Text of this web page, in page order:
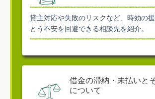
貸主対応や失敗のリスクなど、時効の
とう不安を回避できる相談先を紹介。
借金の滞納・未払いと
について